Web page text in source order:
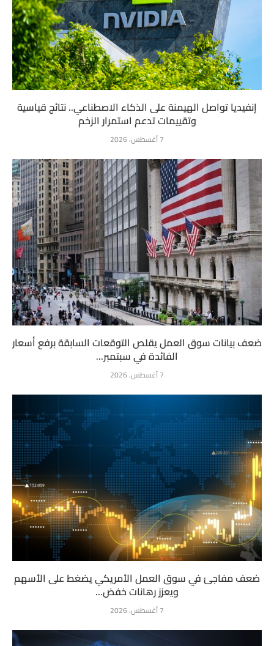
إنفيديا تواصل الهيمنة على الذكاء الاصطناعي.. نتائج قياسية
وتقييمات تدعم استمرار الزخم
7 أغسطس، 2026
ضعف بيانات سوق العمل يقلص التوقعات السابقة برفع أسعار
الفائدة في سبتمبر...
7 أغسطس، 2026
ضعف مفاجئ في سوق العمل الأمريكي يضغط على الأسهم
ويعزز رهانات خفض...
7 أغسطس، 2026